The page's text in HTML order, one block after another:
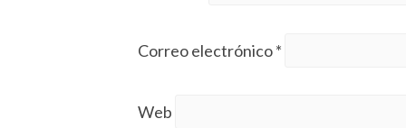
Correo electrónico*
Web